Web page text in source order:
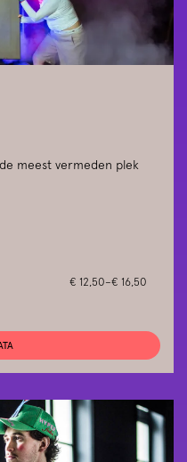
meest vermeden plek
€ 12,50–€ 16,50